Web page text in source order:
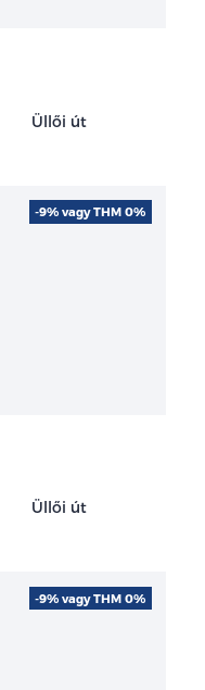
Üllői út
Üllői út
-9% vagy THM 0%
-9% vagy THM 0%